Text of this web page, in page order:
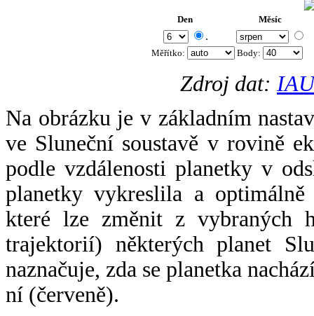
Den Měsíc
.
Měřítko: Body:
Zdroj dat:
Na obrázku je v základním
ve Sluneční soustavě v rovině
podle vzdálenosti planetky v
planetky vykreslila a
které lze změnit z vybraných
trajektorií) některých planet
naznačuje, zda se planetka
ní (červeně).